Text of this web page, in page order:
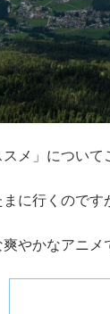
メ」について
に行くのです
やかなアニメ